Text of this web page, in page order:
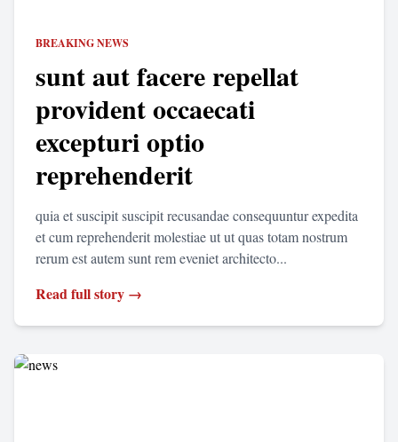
BREAKING NEWS
sunt aut facere repellat
provident occaecati
excepturi optio
reprehenderit
quia et suscipit suscipit recusandae consequuntur expedita
et cum reprehenderit molestiae ut ut quas totam nostrum
rerum est autem sunt rem eveniet architecto...
Read full story →